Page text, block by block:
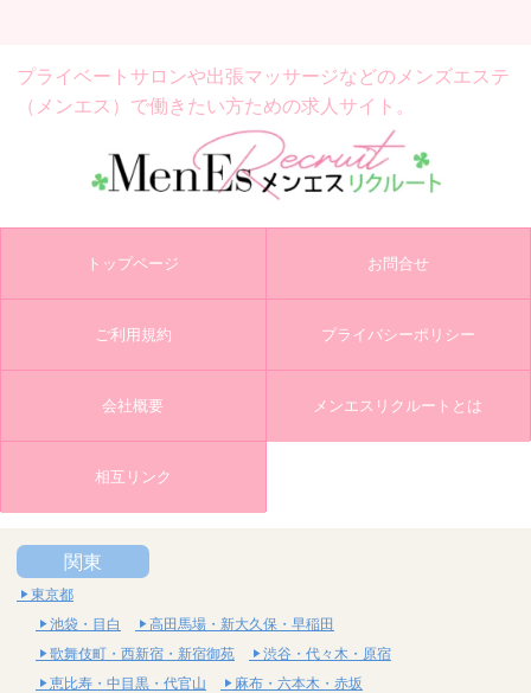
プライベートサロンや出張マッサージなどの メンズエステ
（メンエス）で働きたい方ための求人サイト。
トップページ お問合せ
ご利用規約 プライバシーポリシー
会社概要 メンエスリクルートとは
相互リンク
関東
東京都
池袋・目白
高田馬場・新大久保・早稲田
歌舞伎町・西新宿・新宿御苑
渋谷・代々木・原宿
恵比寿・中目黒・代官山
麻布・六本木・赤坂